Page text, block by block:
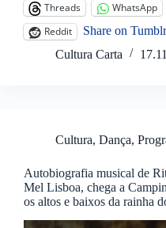
Threads
WhatsApp
Reddit
Share on Tumblr
Cultura Carta
Cultura, Dança,
Autobiografia musical de
Mel Lisboa, chega a
os altos e baixos da rainha